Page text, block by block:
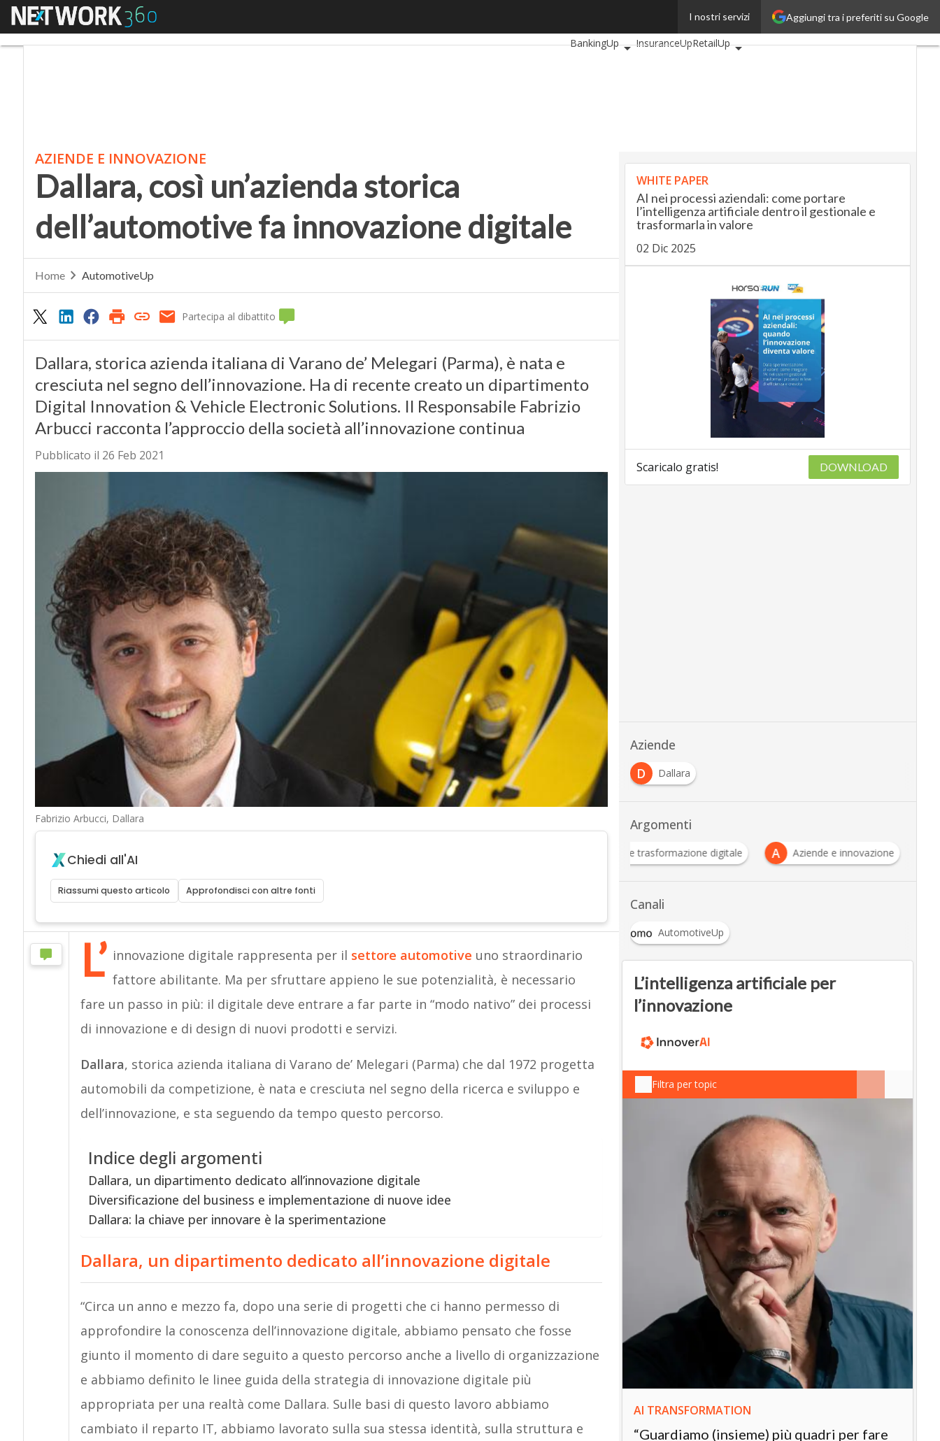
Aggiungi tra i preferiti su Google
I nostri servizi
Menu
AutomotiveUp
BankingUp
InsuranceUpRetailUp
AZIENDE E INNOVAZIONE
Dallara, così un’azienda storica
dell’automotive fa innovazione digitale
Home AutomotiveUp
Partecipa al dibattito
Dallara, storica azienda italiana di Varano de’ Melegari (Parma), è nata e
cresciuta nel segno dell’innovazione. Ha di recente creato un dipartimento
Digital Innovation & Vehicle Electronic Solutions. Il Responsabile Fabrizio
Arbucci racconta l’approccio della società all’innovazione continua
Pubblicato il 26 Feb 2021
Fabrizio Arbucci, Dallara
Chiedi all'AI
Riassumi questo articolo Approfondisci con altre fonti
L’ innovazione digitale rappresenta per il settore automotive uno straordinario
fattore abilitante. Ma per sfruttare appieno le sue potenzialità, è necessario
fare un passo in più: il digitale deve entrare a far parte in “modo nativo” dei processi
di innovazione e di design di nuovi prodotti e servizi.
Dallara, storica azienda italiana di Varano de’ Melegari (Parma) che dal 1972 progetta
automobili da competizione, è nata e cresciuta nel segno della ricerca e sviluppo e
dell’innovazione, e sta seguendo da tempo questo percorso.
Indice degli argomenti
Dallara, un dipartimento dedicato all’innovazione digitale
Diversificazione del business e implementazione di nuove idee
Dallara: la chiave per innovare è la sperimentazione
Dallara, un dipartimento dedicato all’innovazione digitale
“Circa un anno e mezzo fa, dopo una serie di progetti che ci hanno permesso di
approfondire la conoscenza dell’innovazione digitale, abbiamo pensato che fosse
giunto il momento di dare seguito a questo percorso anche a livello di organizzazione
e abbiamo definito le linee guida della strategia di innovazione digitale più
appropriata per una realtà come Dallara. Sulle basi di questo lavoro abbiamo
cambiato il reparto IT, abbiamo lavorato sulla sua stessa identità, sulla struttura e
WHITE PAPER
AI nei processi aziendali: come portare
l’intelligenza artificiale dentro il gestionale e
trasformarla in valore
02 Dic 2025
Scaricalo gratis! DOWNLOAD
Aziende
D
Dallara
Argomenti
Auto e trasformazione digitale A Aziende e innovazione
Canali
AutomotiveUp
L’intelligenza artificiale per
l’innovazione
Filtra per topic
AI TRANSFORMATION
“Guardiamo (insieme) più quadri per fare